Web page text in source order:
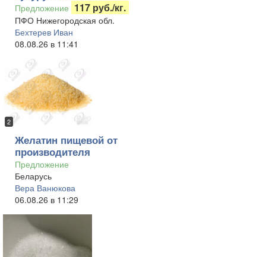
Предложение 117 руб./кг.
ПФО Нижегородская обл.
Бехтерев Иван
08.08.26 в 11:41
2
Желатин пищевой от
производителя
Предложение
Беларусь
Вера Ванюкова
06.08.26 в 11:29